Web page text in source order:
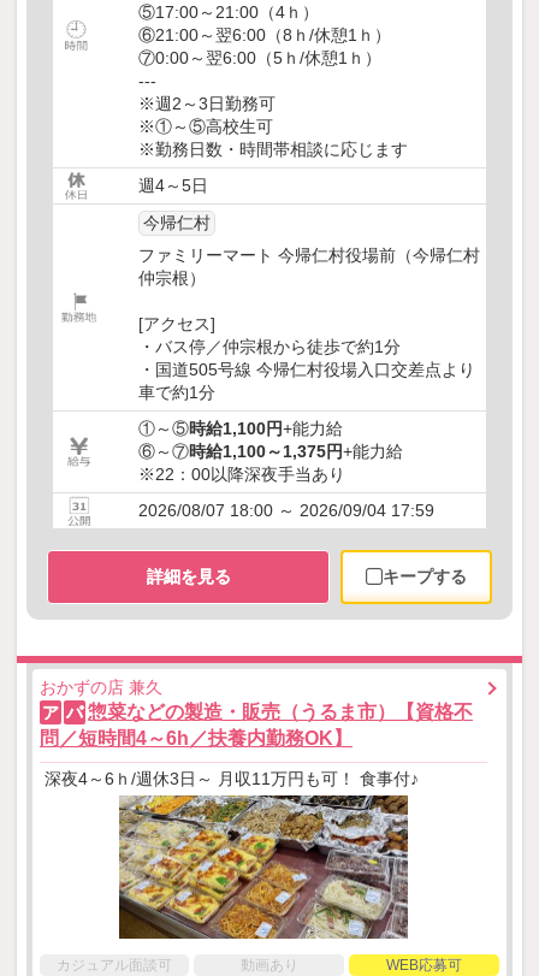
⑤17:00～21:00（4ｈ）
⑥21:00～翌6:00（8ｈ/休憩1ｈ）
⑦0:00～翌6:00（5ｈ/休憩1ｈ）
---
※週2～3日勤務可
※①～⑤高校生可
※勤務日数・時間帯相談に応じます
週4～5日
今帰仁村
ファミリーマート 今帰仁村役場前（今帰仁村
仲宗根）
[アクセス]
・バス停／仲宗根から徒歩で約1分
・国道505号線 今帰仁村役場入口交差点より
車で約1分
①～⑤時給1,100円+能力給
⑥～⑦時給1,100～1,375円+能力給
※22：00以降深夜手当あり
2026/08/07 18:00 ～ 2026/09/04 17:59
詳細を見る キープする
おかずの店 兼久
ア パ 惣菜などの製造・販売（うるま市）【資格不
問／短時間4～6h／扶養内勤務OK】
深夜4～6ｈ/週休3日～ 月収11万円も可！ 食事付♪
カジュアル面談可 動画あり WEB応募可